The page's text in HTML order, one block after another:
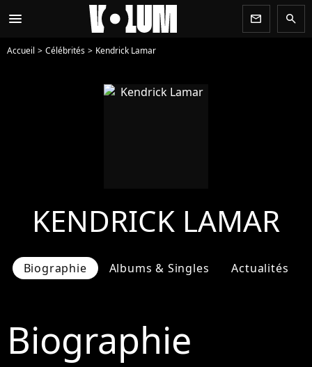
menu newsletter search
Accueil Célébrités Kendrick Lamar
KENDRICK LAMAR
Biographie Albums & Singles Actualités
Biographie